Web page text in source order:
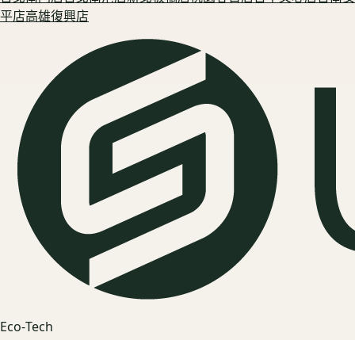
平店高雄復興店
Eco‑Tech